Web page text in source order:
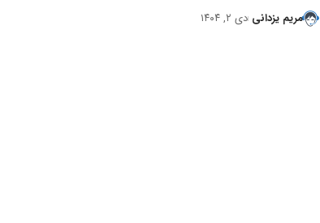
مریم یزدانی دی ۲, ۱۴۰۴